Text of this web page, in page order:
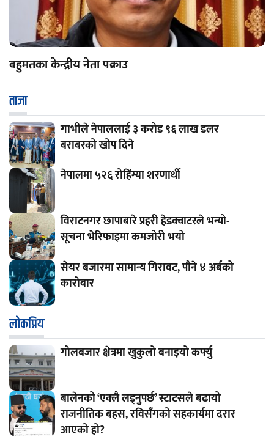
बहुमतका केन्द्रीय नेता पक्राउ
ताजा
गाभीले नेपाललाई ३ करोड ९६ लाख डलर
बराबरको खोप दिने
नेपालमा ५२६ रोहिंग्या शरणार्थी
विराटनगर छापाबारे प्रहरी हेडक्वाटरले भन्यो-
सूचना भेरिफाइमा कमजोरी भयो
सेयर बजारमा सामान्य गिरावट, पौने ४ अर्बको
कारोबार
लाेकप्रिय
गोलबजार क्षेत्रमा खुकुलो बनाइयो कर्फ्यु
बालेनको ‘एक्लै लड्नुपर्छ’ स्टाटसले बढायो
राजनीतिक बहस, रविसँगको सहकार्यमा दरार
आएको हो?